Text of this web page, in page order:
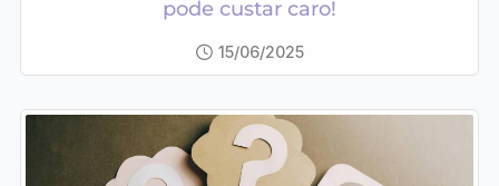
pode custar caro!
15/06/2025